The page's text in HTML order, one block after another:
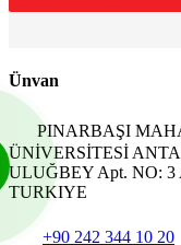
Ünvan
PINARBAŞI
ÜNİVERSİTESİ
ULUĞBEY Apt. NO:
TURKIYE
+90 242 344 10 20